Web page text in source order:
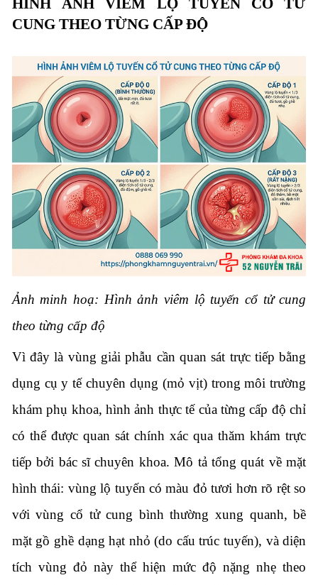
CUNG THEO TỪNG CẤP ĐỘ
Ảnh minh hoạ: Hình ảnh viêm lộ tuyến cổ tử cung
theo từng cấp độ
Vì đây là vùng giải phẫu cần quan sát trực tiếp bằng
dụng cụ y tế chuyên dụng (mỏ vịt) trong môi trường
khám phụ khoa, hình ảnh thực tế của từng cấp độ chỉ
có thể được quan sát chính xác qua thăm khám trực
tiếp bởi bác sĩ chuyên khoa. Mô tả tổng quát về mặt
hình thái: vùng lộ tuyến có màu đỏ tươi hơn rõ rệt so
với vùng cổ tử cung bình thường xung quanh, bề
mặt gồ ghề dạng hạt nhỏ (do cấu trúc tuyến), và diện
tích vùng đỏ này thể hiện mức độ nặng nhẹ theo